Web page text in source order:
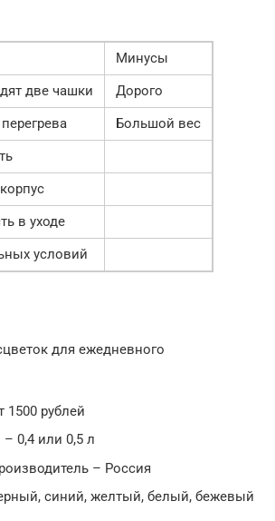
Минусы
две чашки
Дорого
Большой вес
в уходе
условий
для ежедневного
1500 рублей
– 0,4 или 0,5 л
– Россия
синий, желтый, белый, бежевый